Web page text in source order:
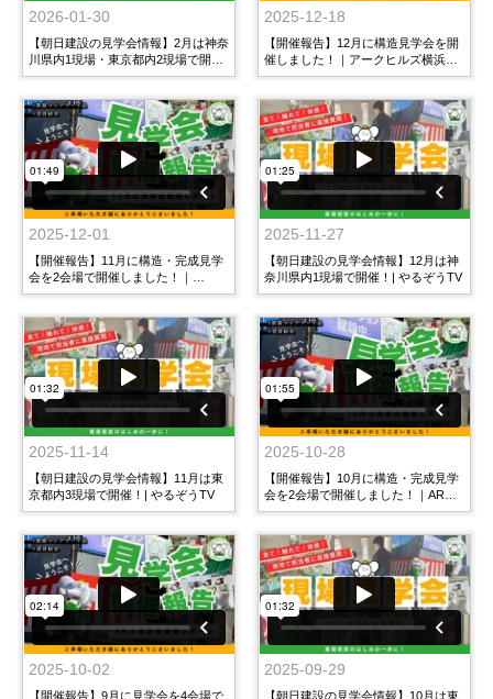
2026-01-30
【朝日建設の見学会情報】2月は神奈
川県内1現場・東京都内2現場で開
催！｜やるぞうTV
2025-12-18
【開催報告】12月に構造見学会を開
催しました！｜アークヒルズ横浜泉
町
2025-12-01
【開催報告】11月に構造・完成見学
会を2会場で開催しました！｜
Vesta(ヴェスタ)駒沢・laurendael(ロ
2025-11-27
【朝日建設の見学会情報】12月は神
奈川県内1現場で開催！| やるぞうTV
2025-11-14
【朝日建設の見学会情報】11月は東
京都内3現場で開催！| やるぞうTV
2025-10-28
【開催報告】10月に構造・完成見学
会を2会場で開催しました！｜ARM
新井薬師前・サンフィールド西荻窪
2025-10-02
【開催報告】9月に見学会を4会場で
2025-09-29
【朝日建設の見学会情報】10月は東